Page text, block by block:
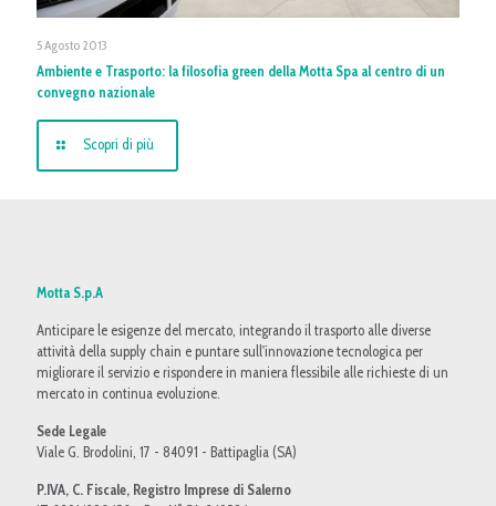
5 Agosto 2013
Ambiente e Trasporto: la filosofia green della Motta Spa al centro di un
convegno nazionale
Scopri di più
Motta S.p.A
Anticipare le esigenze del mercato, integrando il trasporto alle diverse
attività della supply chain e puntare sull'innovazione tecnologica per
migliorare il servizio e rispondere in maniera flessibile alle richieste di un
mercato in continua evoluzione.
Sede Legale
Viale G. Brodolini, 17 - 84091 - Battipaglia (SA)
P.IVA, C. Fiscale, Registro Imprese di Salerno